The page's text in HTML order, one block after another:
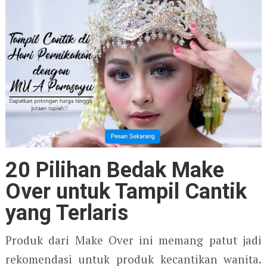
20 Pilihan Bedak Make
Over untuk Tampil Cantik
yang Terlaris
Produk dari Make Over ini memang patut jadi
rekomendasi untuk produk kecantikan wanita.